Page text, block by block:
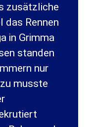
zusätzliche
das Rennen
in Grimma
standen
nur
musste